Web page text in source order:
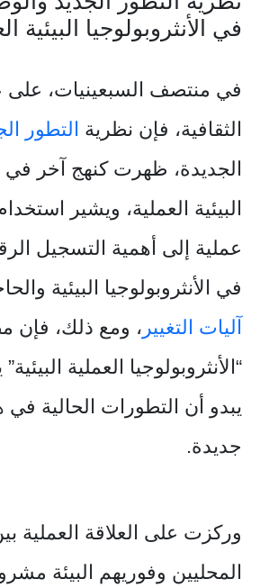
في الأنثروبولوجيا البيئية
في منتصف السبعينيات، على
الثقافية، فإن نظرية التطور
الجديدة، ظهرت كنهج آخر في
البيئية العملية، ويشير
عملية إلى أهمية التسجيل
في الأنثروبولوجيا البيئية
آليات التغيير ، ومع ذلك، فإن
“الأنثروبولوجيا العملية
يبدو أن التطورات الحالية في
جديدة.
وركزت على العلاقة العملية
المحليين وفوريهم البيئة